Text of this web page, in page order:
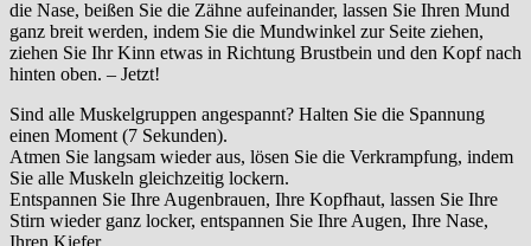
die Nase, beißen Sie die Zähne aufeinander, lassen Sie Ihren Mund
ganz breit werden, indem Sie die Mundwinkel zur Seite ziehen,
ziehen Sie Ihr Kinn etwas in Richtung Brustbein und den Kopf nach
hinten oben. – Jetzt!
Sind alle Muskelgruppen angespannt? Halten Sie die Spannung
einen Moment (7 Sekunden).
Atmen Sie langsam wieder aus, lösen Sie die Verkrampfung, indem
Sie alle Muskeln gleichzeitig lockern.
Entspannen Sie Ihre Augenbrauen, Ihre Kopfhaut, lassen Sie Ihre
Stirn wieder ganz locker, entspannen Sie Ihre Augen, Ihre Nase,